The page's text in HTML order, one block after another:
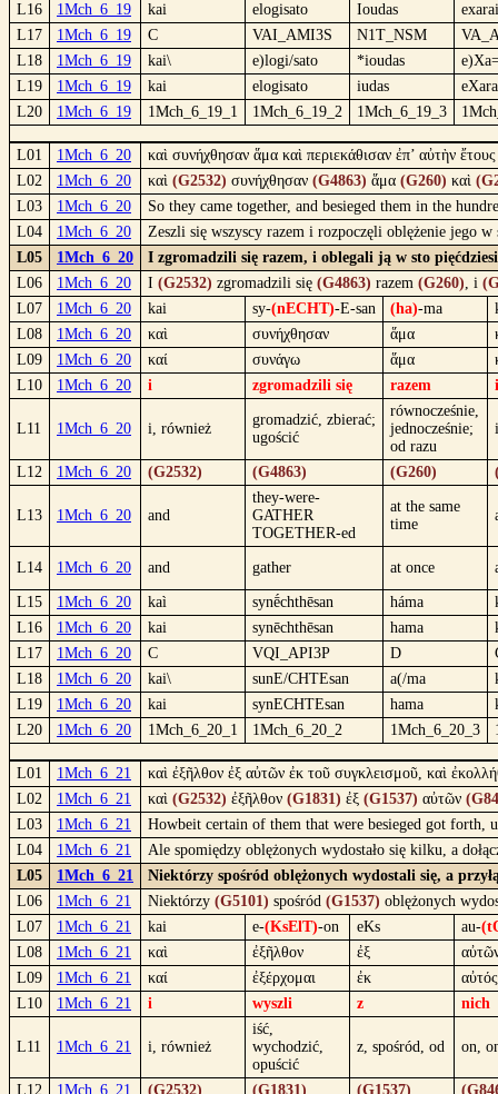
L16
1Mch_6_19 kai elogisato Ioudas
exarai
L17
1Mch_6_19 C VAI_AMI3S N1T_NSM
L18
1Mch_6_19 kai\ e)logi/sato *ioudas
L19
1Mch_6_19 kai elogisato iudas
L20
1Mch_6_19 1Mch_6_19_1 1Mch_6_19_2 1Mch_6_19_3
L01 1Mch_6_20
καὶ συνήχθησαν ἅμα καὶ περιεκάθισαν ἐπ’ αὐτὴν
L02
1Mch_6_20 καὶ (G2532) συνήχθησαν (G4863) ἅμα (G260) καὶ
L03
1Mch_6_20
So they came together, and besieged them in the
L04
1Mch_6_20
Zeszli się wszyscy razem i rozpoczęli oblężenie jego
L05
1Mch_6_20
I zgromadzili się razem, i oblegali ją w sto
L06
1Mch_6_20 I (G2532) zgromadzili się (G4863) razem (G260), i
L07
1Mch_6_20 kai sy-(nECHT)-E-san (ha)-ma
L08
1Mch_6_20 καὶ συνήχθησαν ἅμα
L09
1Mch_6_20 καί συνάγω ἅμα
L10
1Mch_6_20 i zgromadzili się razem i
L11 1Mch_6_20 i, również
gromadzić, zbierać;
ugościć
równocześnie,
jednocześnie;
od razu
L12 1Mch_6_20 (G2532) (G4863) (G260)
L13 1Mch_6_20 and
they-were-
GATHER
TOGETHER-ed
at the same
time
L14 1Mch_6_20 and gather at once
L15 1Mch_6_20 kaì synḗchthēsan háma
L16
1Mch_6_20 kai synēchthēsan hama
L17
1Mch_6_20 C VQI_API3P D
L18
1Mch_6_20 kai\ sunE/CHTEsan a(/ma
L19
1Mch_6_20 kai synECHTEsan hama
L20
1Mch_6_20 1Mch_6_20_1 1Mch_6_20_2 1Mch_6_20_3
L01 1Mch_6_21
καὶ ἐξῆλθον ἐξ αὐτῶν ἐκ τοῦ συγκλεισμοῦ, καὶ
L02
1Mch_6_21 καὶ (G2532) ἐξῆλθον (G1831) ἐξ (G1537) αὐτῶν
L03
1Mch_6_21
Howbeit certain of them that were besieged got forth,
L04
1Mch_6_21
Ale spomiędzy oblężonych wydostało się kilku, a
L05
1Mch_6_21
Niektórzy spośród oblężonych wydostali się, a
L06
1Mch_6_21 Niektórzy (G5101) spośród (G1537) oblężonych
L07
1Mch_6_21 kai e-(KsElT)-on eKs au-
L08
1Mch_6_21 καὶ ἐξῆλθον ἐξ
L09
1Mch_6_21 καί ἐξέρχομαι ἐκ
αὐτός
L10
1Mch_6_21 i wyszli z nich
L11 1Mch_6_21 i, również
iść,
wychodzić,
opuścić
z, spośród, od on,
L12 1Mch_6_21 (G2532) (G1831) (G1537)